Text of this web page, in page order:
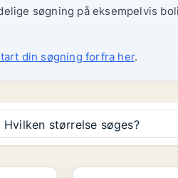
søgning på eksempelvis
din søgning forfra her.
Hvilken størrelse søges?
Andelsbolig i